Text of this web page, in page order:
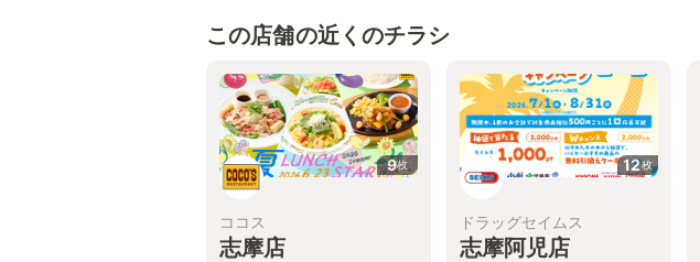
この店舗の近くのチラシ
9枚
ココス
志摩店
12枚
ドラッグセイムス
志摩阿児店